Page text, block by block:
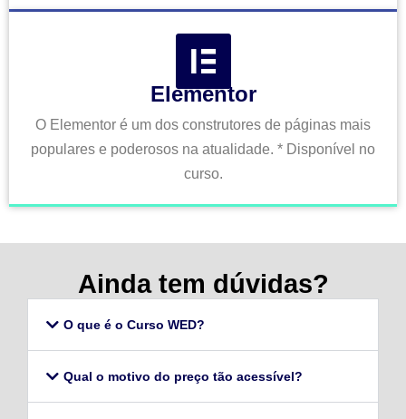
Elementor
O Elementor é um dos construtores de páginas mais
populares e poderosos na atualidade. * Disponível no
curso.
Ainda tem dúvidas?
O que é o Curso WED?
Qual o motivo do preço tão acessível?